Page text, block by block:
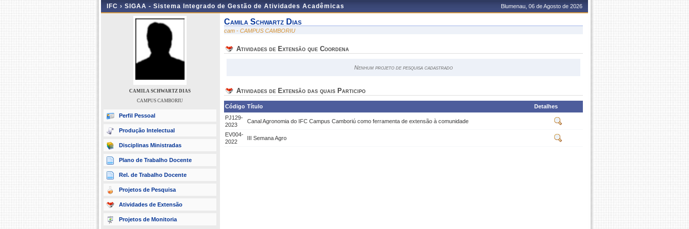
IFC › SIGAA - Sistema Integrado de Gestão de Atividades Acadêmicas Blumenau, 06 de Agosto de 2026
CAMILA SCHWARTZ DIAS
CAMPUS CAMBORIU
Perfil Pessoal
Produção Intelectual
Disciplinas Ministradas
Plano de Trabalho Docente
Rel. de Trabalho Docente
Projetos de Pesquisa
Atividades de Extensão
Projetos de Monitoria
Camila Schwartz Dias
cam - CAMPUS CAMBORIU
Atividades de Extensão que Coordena
Nenhum projeto de pesquisa cadastrado
Atividades de Extensão das quais Participo
Código Título
Detalhes
PJ129-
2023
Canal Agronomia do IFC Campus Camboriú como ferramenta de extensão à comunidade
EV004-
2022
III Semana Agro